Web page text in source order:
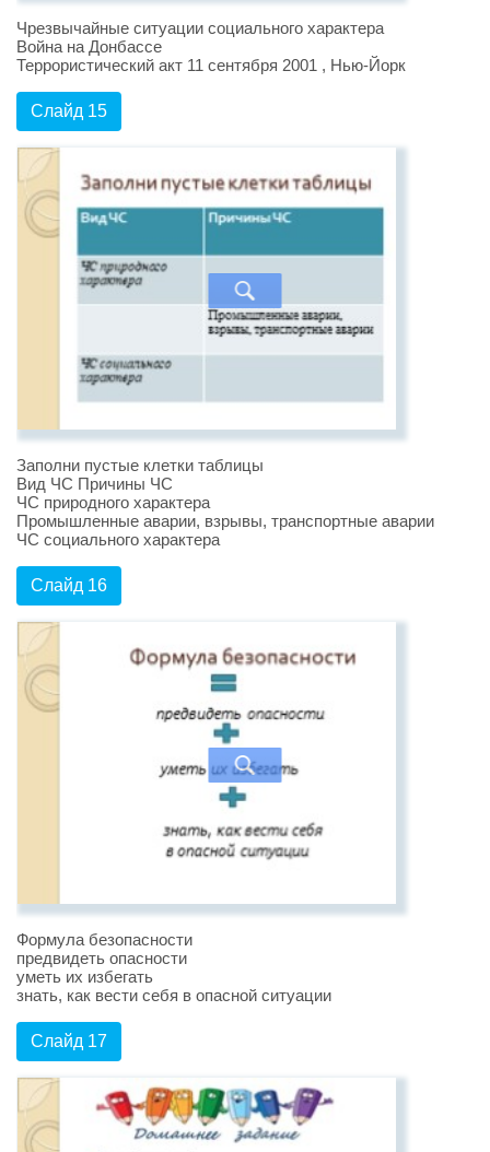
Чрезвычайные ситуации социального характера
Война на Донбассе
Террористический акт 11 сентября 2001 , Нью-Йорк
Слайд 15
Заполни пустые клетки таблицы
Вид ЧС Причины ЧС
ЧС природного характера
Промышленные аварии, взрывы, транспортные аварии
ЧС социального характера
Слайд 16
Формула безопасности
предвидеть опасности
уметь их избегать
знать, как вести себя в опасной ситуации
Слайд 17